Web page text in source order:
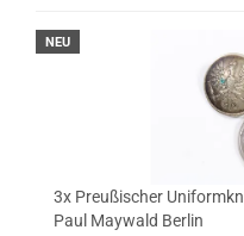
NEU
3x Preußischer
Paul Maywald Berlin